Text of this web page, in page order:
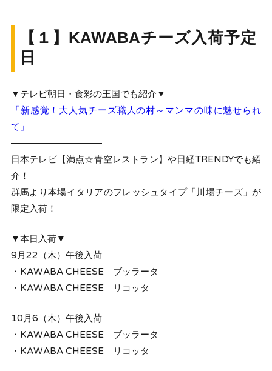
【１】KAWABAチーズ入荷予定
日
▼テレビ朝日・食彩の王国でも紹介▼
「新感覚！大人気チーズ職人の村～マンマの味に魅せられ
て」
――――――――――
日本テレビ【満点☆青空レストラン】や日経TRENDYでも紹
介！
群馬より本場イタリアのフレッシュタイプ「川場チーズ」が
限定入荷！
▼本日入荷▼
9月22（木）午後入荷
・KAWABA CHEESE ブッラータ
・KAWABA CHEESE リコッタ
10月6（木）午後入荷
・KAWABA CHEESE ブッラータ
・KAWABA CHEESE リコッタ